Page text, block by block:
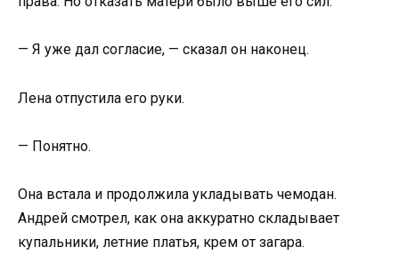
— Я уже дал согласие, — сказал он наконец.
Лена отпустила его руки.
— Понятно.
Она встала и продолжила укладывать чемодан.
Андрей смотрел, как она аккуратно складывает
купальники, летние платья, крем от загара.